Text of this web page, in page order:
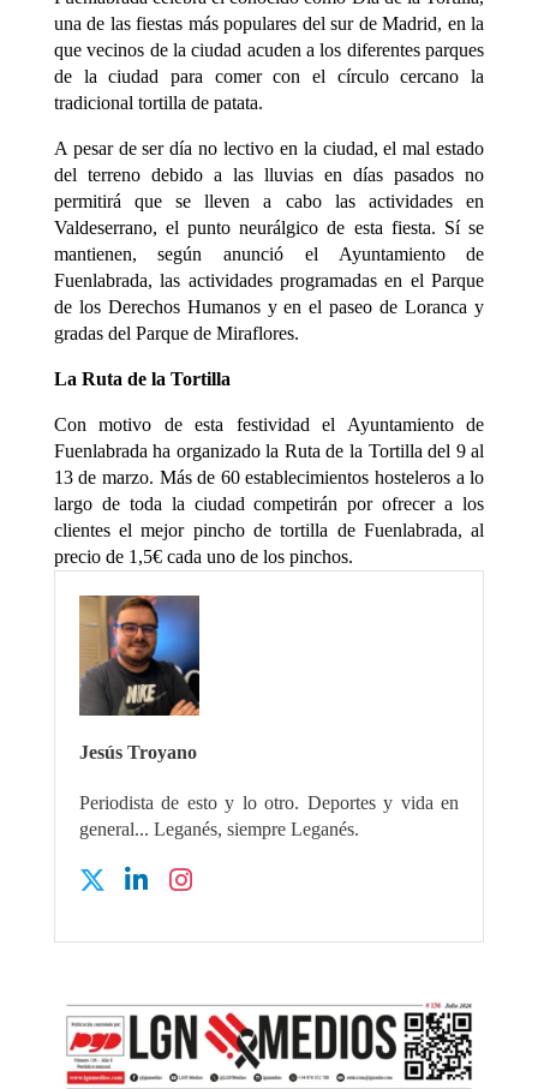
una de las fiestas más populares del sur de Madrid, en la
que vecinos de la ciudad acuden a los diferentes parques
de la ciudad para comer con el círculo cercano la
tradicional tortilla de patata.
A pesar de ser día no lectivo en la ciudad, el mal estado
del terreno debido a las lluvias en días pasados no
permitirá que se lleven a cabo las actividades en
Valdeserrano, el punto neurálgico de esta fiesta. Sí se
mantienen, según anunció el Ayuntamiento de
Fuenlabrada, las actividades programadas en el Parque
de los Derechos Humanos y en el paseo de Loranca y
gradas del Parque de Miraflores.
La Ruta de la Tortilla
Con motivo de esta festividad el Ayuntamiento de
Fuenlabrada ha organizado la Ruta de la Tortilla del 9 al
13 de marzo. Más de 60 establecimientos hosteleros a lo
largo de toda la ciudad competirán por ofrecer a los
clientes el mejor pincho de tortilla de Fuenlabrada, al
precio de 1,5€ cada uno de los pinchos.
Jesús Troyano
Periodista de esto y lo otro. Deportes y vida en
general... Leganés, siempre Leganés.